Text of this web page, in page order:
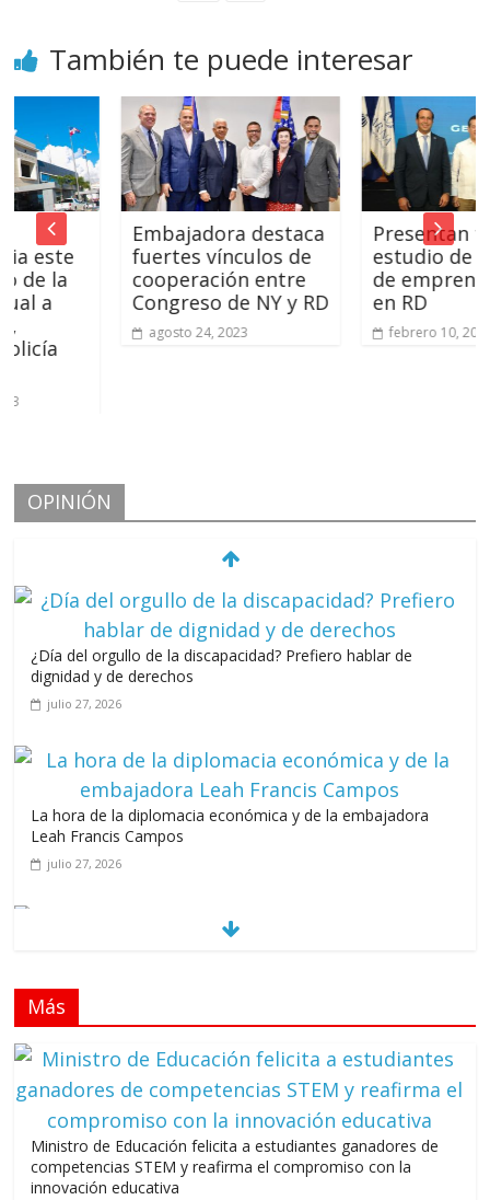
También te puede interesar
Embajadora destaca
fuertes vínculos de
cooperación entre
Congreso de NY y RD
agosto 24, 2023
Presentan tercer
estudio de
de
en RD
febrero 10, 2022
OPINIÓN
¿Día del orgullo de la discapacidad? Prefiero hablar de
dignidad y de derechos
julio 27, 2026
La hora de la diplomacia económica y de la embajadora
Leah Francis Campos
julio 27, 2026
Llevar los Juegos XXV Juegos Centroamericanos
y del Caribe a las plazas y parques del país
A 67 años de la gesta de Constanza,
Maimón y Estero Hondo
Más
Ministro de Educación felicita a estudiantes ganadores de
competencias STEM y reafirma el compromiso con la
innovación educativa